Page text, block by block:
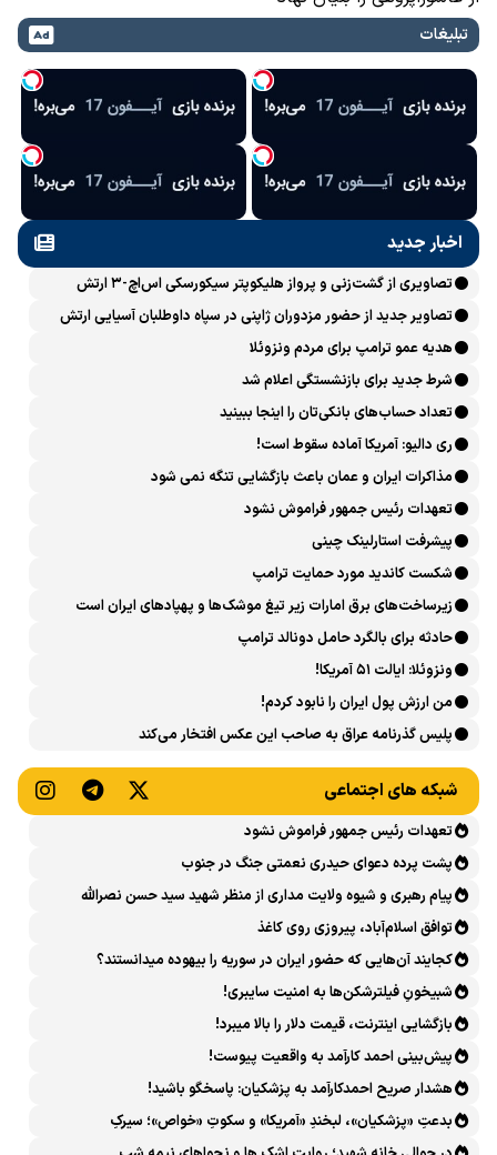
عاشوراپژوهی را بنیان نهاد
تبلیغات
اخبار جدید
تصاویری از گشت‌زنی و پرواز هلیکوپتر سیکورسکی اس‌اچ-۳ ارتش
تصاویر جدید از حضور مزدوران ژاپنی در سپاه داوطلبان آسیایی ارتش
اوکراین
هدیه عمو ترامپ برای مردم ونزوئلا
شرط جدید برای بازنشستگی اعلام شد
تعداد حساب‌های بانکی‌تان را اینجا ببینید
ری دالیو: آمریکا آماده سقوط است!
مذاکرات ایران و عمان باعث بازگشایی تنگه نمی شود
تعهدات رئیس جمهور فراموش نشود
پیشرفت ‏استارلینک چینی
شکست کاندید مورد حمایت ترامپ
زیرساخت‌های برق امارات زیر تیغ موشک‌ها و پهپادهای ایران است
حادثه برای بالگرد حامل دونالد ترامپ
ونزوئلا: ایالت ۵۱ آمریکا!
من ارزش پول ایران را نابود کردم!
پلیس گذرنامه عراق به صاحب این عکس افتخار می‌کند
شبکه های اجتماعی
تعهدات رئیس جمهور فراموش نشود
پشت پرده دعوای حیدری نعمتی جنگ در جنوب
پیام رهبری و شیوه ولایت مداری از منظر شهید سید حسن نصرالله
توافق اسلام‌آباد، پیروزی روی کاغذ
کجایند آن‌هایی که حضور ایران در سوریه را بیهوده میدانستند؟
شبیخونِ فیلترشکن‌ها به امنیت سایبری!
بازگشایی اینترنت، قیمت دلار را بالا میبرد!
پیش‌بینی احمد کارآمد به واقعیت پیوست!
هشدار صریح احمدکارآمد به پزشکیان: پاسخگو باشید!
بدعتِ «پزشکیان»، لبخندِ «آمریکا» و سکوتِ «خواص»؛ سیرکِ
قانون‌گریزی در روز روشن!